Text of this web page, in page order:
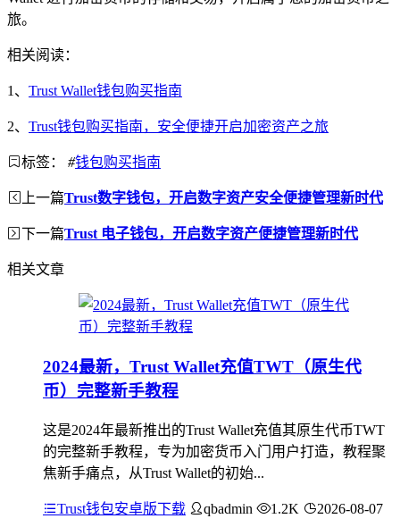
旅。
相关阅读：
1、 Trust Wallet钱包购买指南
2、 Trust钱包购买指南，安全便捷开启加密资产之旅
标签： #钱包购买指南
上一篇Trust数字钱包，开启数字资产安全便捷管理新时代
下一篇Trust 电子钱包，开启数字资产便捷管理新时代
相关文章
2024最新，Trust Wallet充值TWT（原生代
币）完整新手教程
这是2024年最新推出的Trust Wallet充值其原生代币TWT
的完整新手教程，专为加密货币入门用户打造，教程聚
焦新手痛点，从Trust Wallet的初始...
Trust钱包安卓版下载 qbadmin 1.2K 2026-08-07